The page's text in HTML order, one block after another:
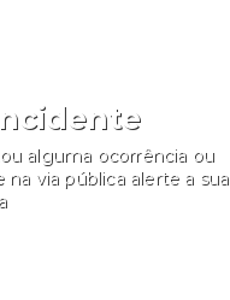
alguma ocorrência ou
na via pública alerte a sua